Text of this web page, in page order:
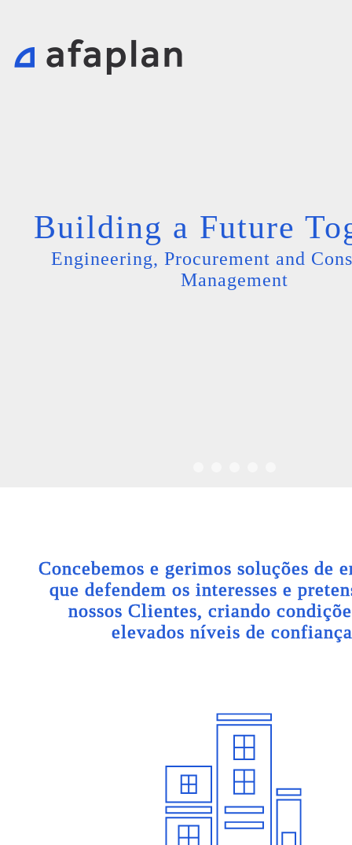
Building a Future
Engineering, Procurement and
Management
Concebemos e gerimos soluções de
que defendem os interesses e
nossos Clientes, criando
elevados níveis de